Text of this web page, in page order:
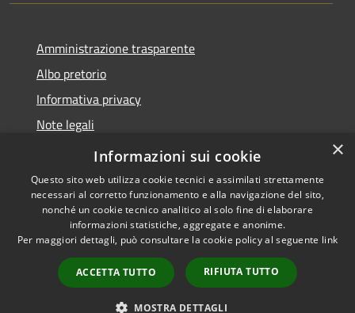
Amministrazione trasparente
Albo pretorio
Informativa privacy
Note legali
Dichiarazione di accessibilità
Accessibilità
Copyright © 2026 • Comune di
Cencenighe Agordino •
Powered byMunicipium
Accesso redazione
×
Informazioni sui cookie
Questo sito web utilizza cookie tecnici e assimilati strettamente
necessari al corretto funzionamento e alla navigazione del sito,
nonché un cookie tecnico analitico al solo fine di elaborare
informazioni statistiche, aggregate e anonime.
Per maggiori dettagli, può consultare la cookie policy al seguente link
ACCETTA TUTTO RIFIUTA TUTTO
MOSTRA DETTAGLI